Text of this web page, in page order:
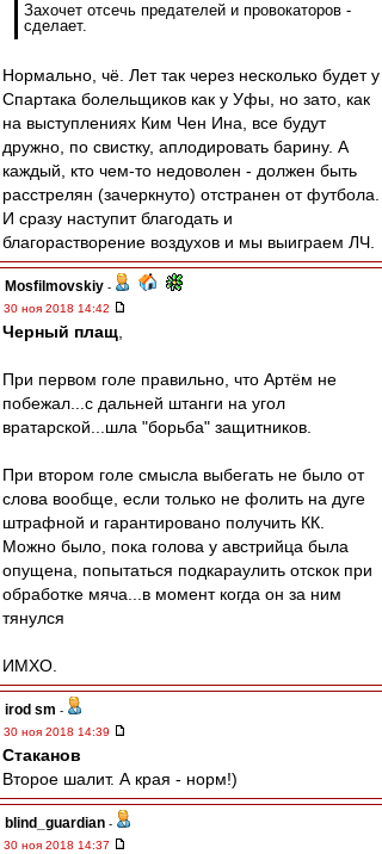
Захочет отсечь предателей и провокаторов -
сделает.
Нормально, чё. Лет так через несколько будет у
Спартака болельщиков как у Уфы, но зато, как
на выступлениях Ким Чен Ина, все будут
дружно, по свистку, аплодировать барину. А
каждый, кто чем-то недоволен - должен быть
расстрелян (зачеркнуто) отстранен от футбола.
И сразу наступит благодать и
благорастворение воздухов и мы выиграем ЛЧ.
Mosfilmovskiy -
30 ноя 2018 14:42
Черный плащ
При первом голе правильно, что Артём не
побежал...с дальней штанги на угол
вратарской...шла "борьба" защитников.
При втором голе смысла выбегать не было от
слова вообще, если только не фолить на дуге
штрафной и гарантировано получить КК.
Можно было, пока голова у австрийца была
опущена, попытаться подкараулить отскок при
обработке мяча...в момент когда он за ним
тянулся
ИМХО.
irod sm -
30 ноя 2018 14:39
Cтаканов
Второе шалит. А края - норм!)
blind_guardian -
30 ноя 2018 14:37